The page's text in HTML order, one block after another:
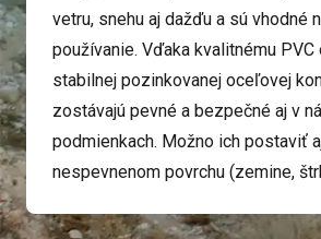
vetru, snehu aj dažďu a sú vhodné
používanie. Vďaka kvalitnému PVC
stabilnej pozinkovanej oceľovej
zostávajú pevné a bezpečné aj v
podmienkach. Možno ich postaviť
nespevnenom povrchu (zemine,